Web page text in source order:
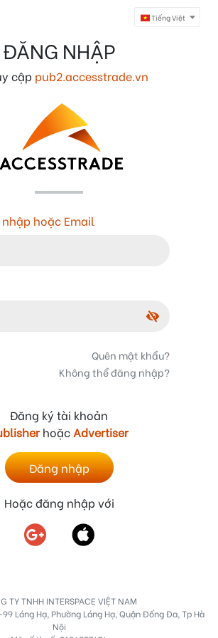
Tiếng Việt
ĐĂNG NHẬP
cập pub2.accesstrade.vn
hoặc Email
Quên mật khẩu?
Không thể đăng nhập?
Đăng ký tài khoản
hoặc Advertiser
Đăng nhập
Hoặc đăng nhập với
TY TNHH INTERSPACE VIỆT NAM
Láng Hạ, Phường Láng Hạ, Quận Đống Đa, Tp Hà
Nội